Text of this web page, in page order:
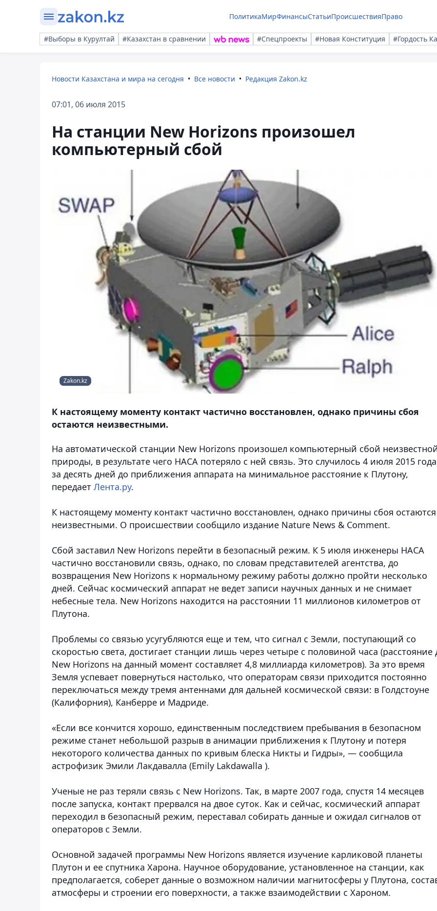
ПолитикаМирФинансыСтатьиПроисшествияПраво
#Выборы в Курултай #Казахстан в сравнении #Спецпроекты #Новая Конституция #Гордость
Новости Казахстана и мира на сегодня Все новости Редакция Zakon.kz
07:01, 06 июля 2015
На станции New Horizons произошел
компьютерный сбой
Zakon.kz
К настоящему моменту контакт частично восстановлен, однако причины сбоя
остаются неизвестными.
На автоматической станции New Horizons произошел компьютерный сбой
природы, в результате чего НАСА потеряло с ней связь. Это случилось 4 июля 2015
за десять дней до приближения аппарата на минимальное расстояние к Плутону,
передает Лента.ру.
К настоящему моменту контакт частично восстановлен, однако причины сбоя остаются
неизвестными. О происшествии сообщило издание Nature News & Comment.
Сбой заставил New Horizons перейти в безопасный режим. К 5 июля инженеры НАСА
частично восстановили связь, однако, по словам представителей агентства, до
возвращения New Horizons к нормальному режиму работы должно пройти несколько
дней. Сейчас космический аппарат не ведет записи научных данных и не снимает
небесные тела. New Horizons находится на расстоянии 11 миллионов километров от
Плутона.
Проблемы со связью усугубляются еще и тем, что сигнал с Земли, поступающий со
скоростью света, достигает станции лишь через четыре с половиной часа (расстояние
New Horizons на данный момент составляет 4,8 миллиарда километров). За это время
Земля успевает повернуться настолько, что операторам связи приходится постоянно
переключаться между тремя антеннами для дальней космической связи: в Голдстоуне
(Калифорния), Канберре и Мадриде.
«Если все кончится хорошо, единственным последствием пребывания в безопасном
режиме станет небольшой разрыв в анимации приближения к Плутону и потеря
некоторого количества данных по кривым блеска Никты и Гидры», — сообщила
астрофизик Эмили Лакдавалла (Emily Lakdawalla ).
Ученые не раз теряли связь с New Horizons. Так, в марте 2007 года, спустя 14 месяцев
после запуска, контакт прервался на двое суток. Как и сейчас, космический аппарат
переходил в безопасный режим, переставал собирать данные и ожидал сигналов от
операторов с Земли.
Основной задачей программы New Horizons является изучение карликовой планеты
Плутон и ее спутника Харона. Научное оборудование, установленное на станции, как
предполагается, соберет данные о возможном наличии магнитосферы у Плутона,
атмосферы и строении его поверхности, а также взаимодействии с Хароном.